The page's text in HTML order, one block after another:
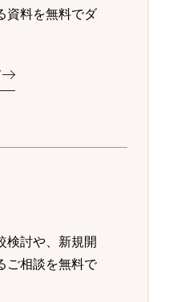
資料を無料でダ
検討や、新規開
ご相談を無料で